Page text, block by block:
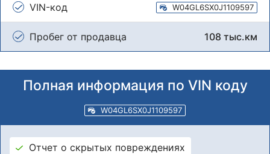
VIN-код W04GL6SX0J1109597
Пробег от продавца 108 тыс.км
Полная информация по VIN коду
W04GL6SX0J1109597
Отчет о скрытых повреждениях